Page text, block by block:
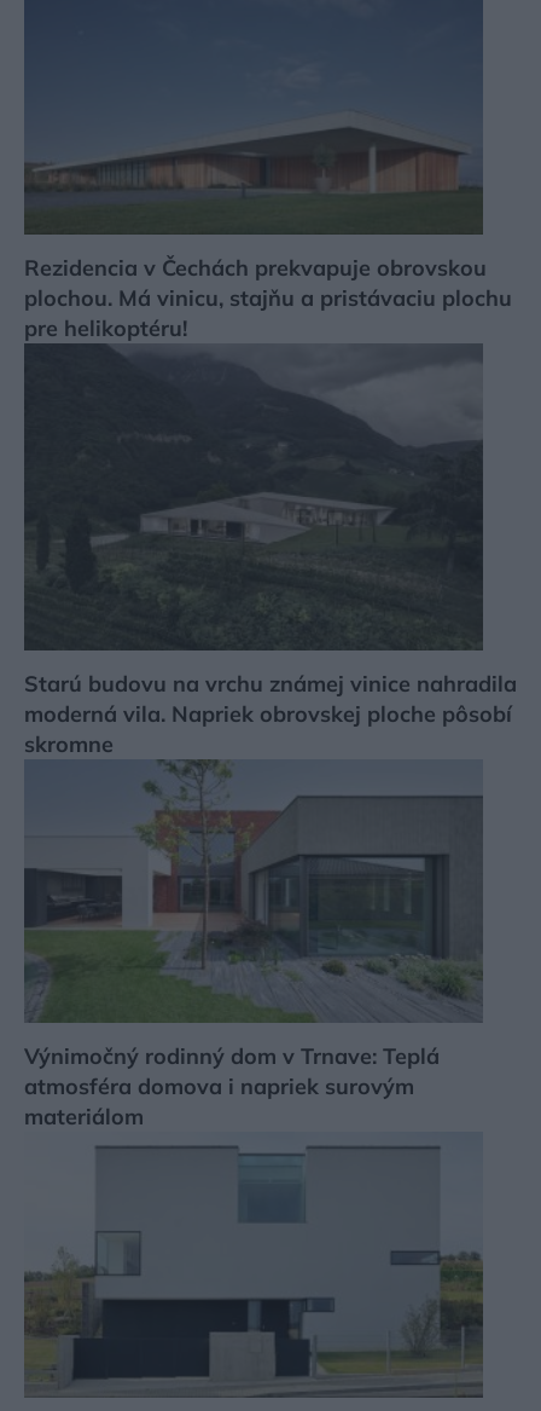
Rezidencia v Čechách prekvapuje obrovskou
plochou. Má vinicu, stajňu a pristávaciu plochu
pre helikoptéru!
Starú budovu na vrchu známej vinice nahradila
moderná vila. Napriek obrovskej ploche pôsobí
skromne
Výnimočný rodinný dom v Trnave: Teplá
atmosféra domova i napriek surovým
materiálom